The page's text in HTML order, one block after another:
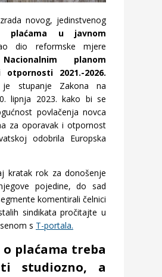
novog, jedinstvenog
plaćama u javnom
dio reformske mjere
Nacionalnim planom
2021.-2026.
je stupanje Zakona na
lipnja 2023. kako bi se
povlačenja novca
za oporavak i otpornost
odobrila Europska
kratak rok za donošenje
pojedine, do sad
komentirali čelnici
sindikata pročitajte u
s T-portala.
o plaćama treba
studiozno, a